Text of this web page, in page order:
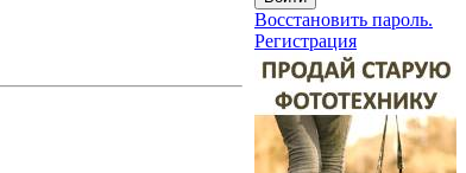
Восстановить пароль.
Регистрация